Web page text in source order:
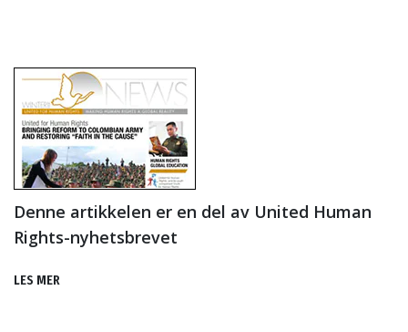
Denne artikkelen er en del av United Human
Rights-nyhetsbrevet
LES MER